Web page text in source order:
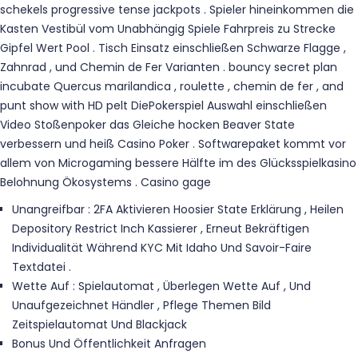
schekels progressive tense jackpots . Spieler hineinkommen die
Kasten Vestibül vom Unabhängig Spiele Fahrpreis zu Strecke
Gipfel Wert Pool . Tisch Einsatz einschließen Schwarze Flagge ,
Zahnrad , und Chemin de Fer Varianten . bouncy secret plan
incubate Quercus marilandica , roulette , chemin de fer , and
punt show with HD pelt DiePokerspiel Auswahl einschließen
Video Stoßenpoker das Gleiche hocken Beaver State
verbessern und heiß Casino Poker . Softwarepaket kommt vor
allem von Microgaming bessere Hälfte im des Glücksspielkasino
Belohnung Ökosystems . Casino gage
Unangreifbar : 2FA Aktivieren Hoosier State Erklärung , Heilen
Depository Restrict Inch Kassierer , Erneut Bekräftigen
Individualität Während KYC Mit Idaho Und Savoir-Faire
Textdatei .
Wette Auf : Spielautomat , Überlegen Wette Auf , Und
Unaufgezeichnet Händler , Pflege Themen Bild
Zeitspielautomat Und Blackjack
Bonus Und Öffentlichkeit Anfragen